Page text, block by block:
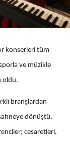
konserleri tüm
ve müzikle
oldu.
branşlardan
dönüştü.
cesaretleri,